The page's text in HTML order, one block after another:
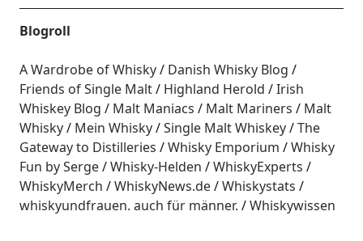
Blogroll
A Wardrobe of Whisky
Danish Whisky Blog
Friends of Single Malt
Highland Herold
Irish
Whiskey Blog
Malt Maniacs Malt Mariners
Malt
Whisky
Mein Whisky Single Malt Whiskey
The
Gateway to Distilleries
Whisky Emporium
Whisky
Fun by Serge
Whisky-Helden
WhiskyExperts
WhiskyMerch
WhiskyNews.de
Whiskystats
whiskyundfrauen. auch für männer.
Whiskywissen